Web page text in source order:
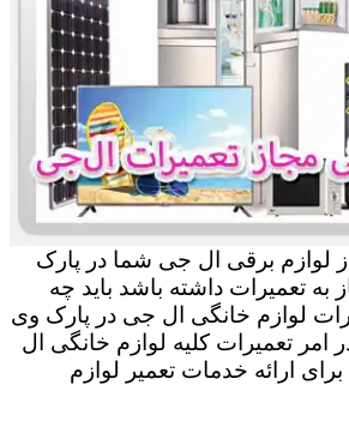
لوازم برقی ال جی شما در پارک
تعمیرات داشته باشد باید چه
لوازم خانگی ال جی در پارک وی
امر تعمیرات کلیه لوازم خانگی ال
ارائه خدمات تعمیر لوازم